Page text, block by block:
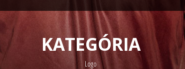
KATEGÓRIA
Logo